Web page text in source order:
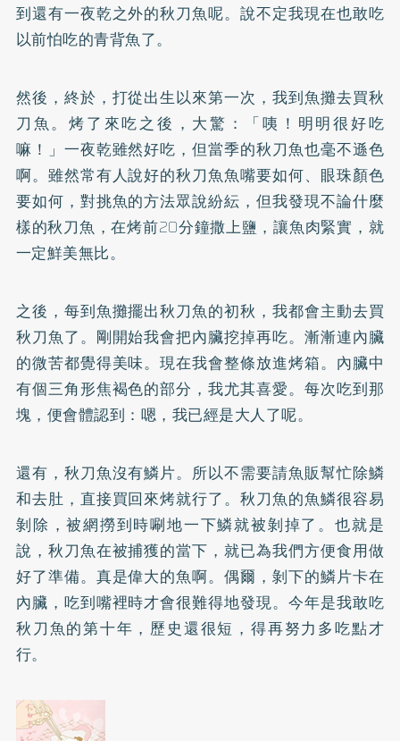
到還有一夜乾之外的秋刀魚呢。說不定我現在也敢吃
以前怕吃的青背魚了。
然後，終於，打從出生以來第一次，我到魚攤去買秋
刀魚。烤了來吃之後，大驚：「咦！明明很好吃
嘛！」一夜乾雖然好吃，但當季的秋刀魚也毫不遜色
啊。雖然常有人說好的秋刀魚魚嘴要如何、眼珠顏色
要如何，對挑魚的方法眾說紛紜，但我發現不論什麼
樣的秋刀魚，在烤前20分鐘撒上鹽，讓魚肉緊實，就
一定鮮美無比。
之後，每到魚攤擺出秋刀魚的初秋，我都會主動去買
秋刀魚了。剛開始我會把內臟挖掉再吃。漸漸連內臟
的微苦都覺得美味。現在我會整條放進烤箱。內臟中
有個三角形焦褐色的部分，我尤其喜愛。每次吃到那
塊，便會體認到：嗯，我已經是大人了呢。
還有，秋刀魚沒有鱗片。所以不需要請魚販幫忙除鱗
和去肚，直接買回來烤就行了。秋刀魚的魚鱗很容易
剝除，被網撈到時唰地一下鱗就被剝掉了。也就是
說，秋刀魚在被捕獲的當下，就已為我們方便食用做
好了準備。真是偉大的魚啊。偶爾，剝下的鱗片卡在
內臟，吃到嘴裡時才會很難得地發現。今年是我敢吃
秋刀魚的第十年，歷史還很短，得再努力多吃點才
行。